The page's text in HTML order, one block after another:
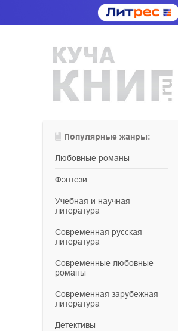
Популярные жанры:
любовные романы
фэнтези
учебная и научная
литература
современная русская
литература
современные любовные
романы
современная зарубежная
литература
детективы